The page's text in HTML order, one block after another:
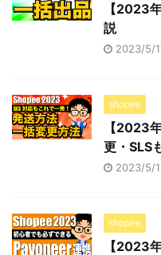
【2023
説
2023/5/
shopee
【2023
更・SLS
2023/5/
shopee
【2023